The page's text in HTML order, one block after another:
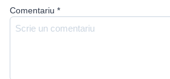
Comentariu *